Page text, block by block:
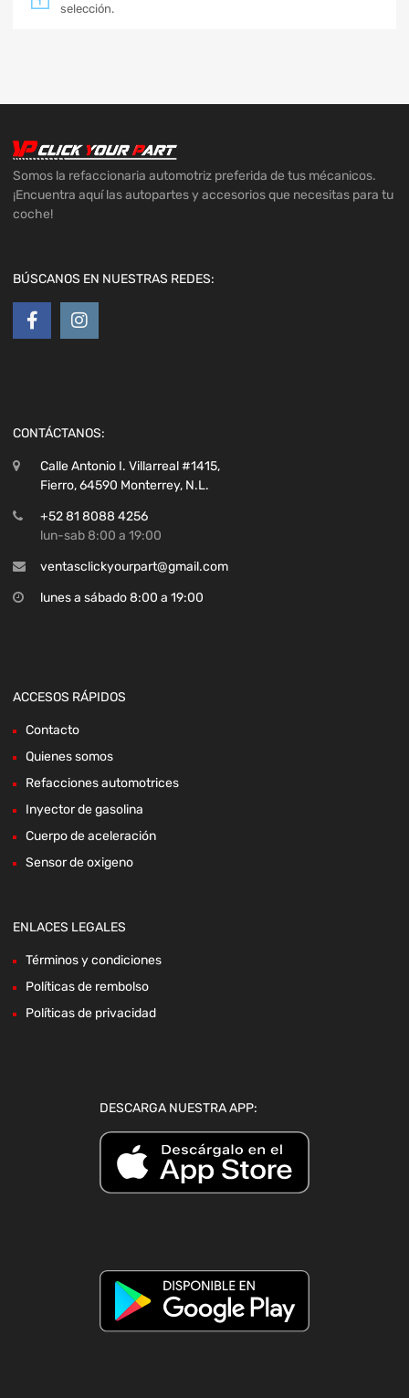
selección.
Somos la refaccionaria automotriz preferida de tus mécanicos.
¡Encuentra aquí las autopartes y accesorios que necesitas para tu
coche!
BÚSCANOS EN NUESTRAS REDES:
CONTÁCTANOS:
Calle Antonio I. Villarreal #1415,
Fierro, 64590 Monterrey, N.L.
+52 81 8088 4256
lun-sab 8:00 a 19:00
ventasclickyourpart@gmail.com
lunes a sábado 8:00 a 19:00
ACCESOS RÁPIDOS
Contacto
Quienes somos
Refacciones automotrices
Inyector de gasolina
Cuerpo de aceleración
Sensor de oxigeno
ENLACES LEGALES
Términos y condiciones
Políticas de rembolso
Políticas de privacidad
DESCARGA NUESTRA APP: